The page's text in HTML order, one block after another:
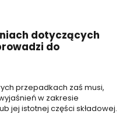
dotyczących
do
przepadkach zaś musi,
w zakresie
jej istotnej części składowej.